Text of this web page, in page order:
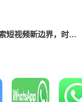
上一篇：TikTok测试长视频功能，探索短视频新边界，时长长达20分钟